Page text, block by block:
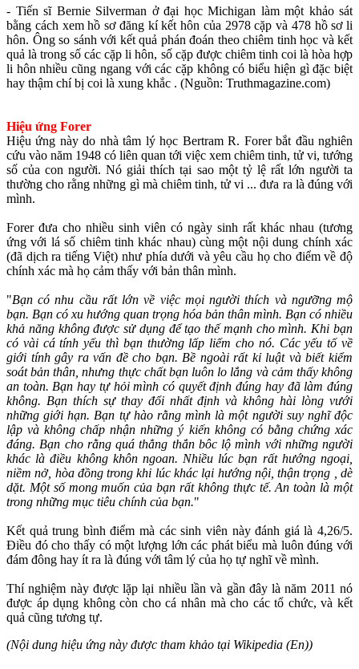
- Tiến sĩ Bernie Silverman ở đại học Michigan làm một khảo sát
bằng cách xem hồ sơ đăng kí kết hôn của 2978 cặp và 478 hồ sơ li
hôn. Ông so sánh với kết quả phán đoán theo chiêm tinh học và kết
quả là trong số các cặp li hôn, số cặp được chiêm tinh coi là hòa hợp
li hôn nhiều cũng ngang với các cặp không có biểu hiện gì đặc biệt
hay thậm chí bị coi là xung khắc . (Nguồn: Truthmagazine.com)
Hiệu ứng Forer
Hiệu ứng này do nhà tâm lý học Bertram R. Forer bắt đầu nghiên
cứu vào năm 1948 có liên quan tới việc xem chiêm tinh, tử vi, tướng
số của con người. Nó giải thích tại sao một tỷ lệ rất lớn người ta
thường cho rằng những gì mà chiêm tinh, tử vi ... đưa ra là đúng với
mình.
Forer đưa cho nhiều sinh viên có ngày sinh rất khác nhau (tương
ứng với lá số chiêm tinh khác nhau) cùng một nội dung chính xác
(đã dịch ra tiếng Việt) như phía dưới và yêu cầu họ cho điểm về độ
chính xác mà họ cảm thấy với bản thân mình.
"Bạn có nhu cầu rất lớn về việc mọi người thích và ngưỡng mộ
bạn. Bạn có xu hướng quan trọng hóa bản thân mình. Bạn có nhiều
khả năng không được sử dụng để tạo thế mạnh cho mình. Khi bạn
có vài cá tính yếu thì bạn thường lấp liếm cho nó. Các yếu tố về
giới tính gây ra vấn đề cho bạn. Bề ngoài rất kỉ luật và biết kiểm
soát bản thân, nhưng thực chất bạn luôn lo lắng và cảm thấy không
an toàn. Bạn hay tự hỏi mình có quyết định đúng hay đã làm đúng
không. Bạn thích sự thay đổi nhất định và không hài lòng vưới
những giới hạn. Bạn tự hào rằng mình là một người suy nghĩ độc
lập và không chấp nhận những ý kiến không có bằng chứng xác
đáng. Bạn cho rằng quá thẳng thắn bôc lộ mình với những người
khác là điều không khôn ngoan. Nhiều lúc bạn rất hướng ngoại,
niềm nở, hòa đồng trong khi lúc khác lại hướng nội, thận trọng , dè
dặt. Một số mong muốn của bạn rất không thực tế. An toàn là một
trong những mục tiêu chính của bạn."
Kết quả trung bình điểm mà các sinh viên này đánh giá là 4,26/5.
Điều đó cho thấy có một lượng lớn các phát biểu mà luôn đúng với
đám đông hay ít ra là đúng với tâm lý của họ tự nghĩ về mình.
Thí nghiệm này được lặp lại nhiều lần và gần đây là năm 2011 nó
được áp dụng không còn cho cá nhân mà cho các tổ chức, và kết
quả cũng tương tự.
(Nội dung hiệu ứng này được tham khảo tại Wikipedia (En))